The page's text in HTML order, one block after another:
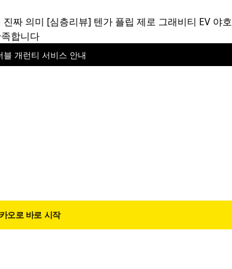
진짜 의미 [심층리뷰] 텐가 플립 제로 그래비티 EV 야호
합니다
개런티 서비스 안내
오로 바로 시작